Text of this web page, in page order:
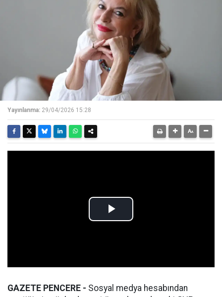
Yayınlanma: 29/04/2026 15:28
GAZETE PENCERE - Sosyal medya hesabından